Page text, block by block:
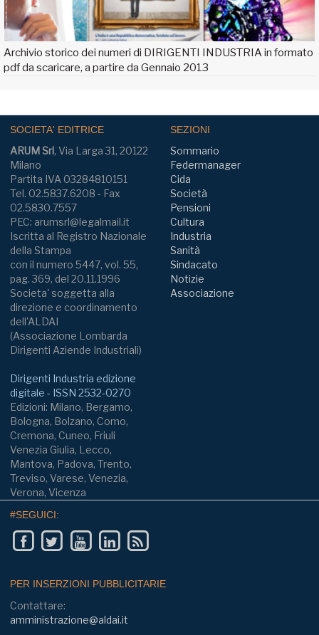
Archivio storico dei numeri di DIRIGENTI INDUSTRIA in formato
pdf da scaricare, a partire da Gennaio 2013
SOCIETA' EDITRICE
ARUM Srl, Via Larga 31, 20122
Milano
Partita IVA 03284810151
Tel. 02.5837.6208 - Fax
02.5830.7557
PEC: arumsrl@legalmail.it
Iscritta al Registro Nazionale
della Stampa
con il numero 5447, vol. 55,
pag. 369, del 20.11.1996
Societa' soggetta alla
direzione e coordinamento
dell'ALDAI
(Associazione Lombarda
Dirigenti Aziende Industriali)
Dirigenti Industria edizione
digitale - ISSN 2532-0270
Edizioni: Milano, Bergamo,
Bologna, Bolzano, Como,
Cremona, Cuneo, Friuli
Venezia Giulia, Lecco,
Mantova, Padova, Trento,
Treviso, Varese, Venezia,
Verona, Vicenza
SEZIONI
Sommario
Federmanager
Cida
Società
Pensioni
Cultura
Industria
Sanità
Sindacato
Notizie
Associazione
#SEGUICI:
PER INSERZIONI PUBBLICITARIE
Contattare:
amministrazione@aldai.it